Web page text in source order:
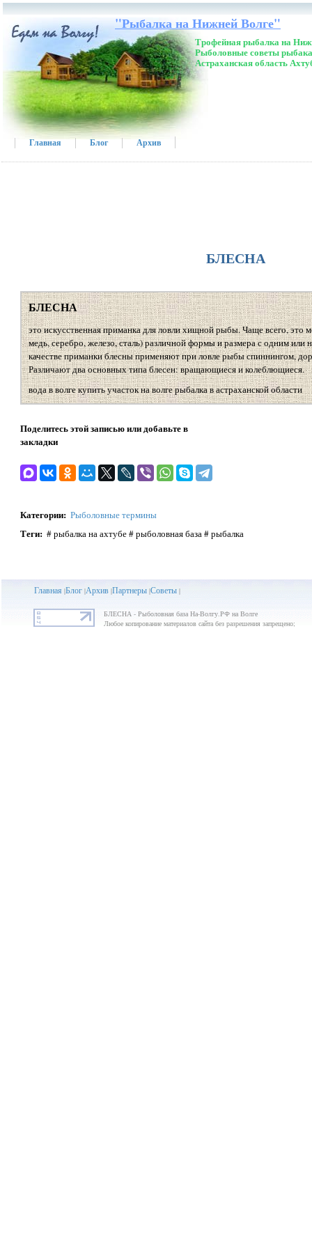
"Рыбалка на Нижней Волге"
Трофейная рыбалка на
Рыболовные советы
Астраханская область
Главная Блог Архив
БЛЕСНА
БЛЕСНА
это искусственная приманка для ловли хищной рыбы. Чаще всего, это
медь, серебро, железо, сталь) различной формы и размера с одним или
качестве приманки блесны применяют при ловле рыбы спиннингом,
Различают два основных типа блесен: вращающиеся и колеблющиеся.
вода в волге купить участок на волге рыбалка в астраханской области
Поделитесь этой записью или добавьте в
закладки
Категории: Рыболовные термины
Теги: # рыбалка на ахтубе # рыболовная база # рыбалка
Главная |Блог|Архив|Партнеры|Советы|
БЛЕСНА - Рыболовная база На-Волгу.РФ на Волге
Любое копирование материалов сайта без разрешения запрещено;